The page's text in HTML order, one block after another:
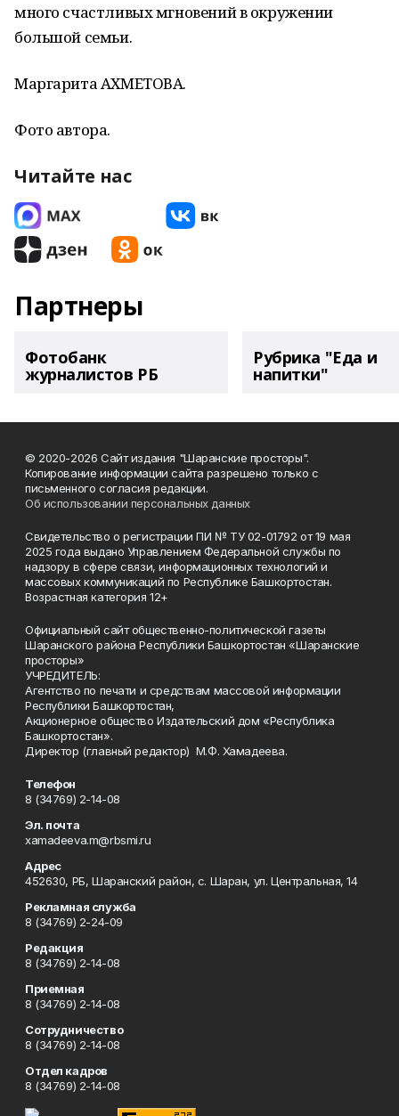
много счастливых мгновений в окружении
большой семьи.
Маргарита АХМЕТОВА.
Фото автора.
Читайте нас
Партнеры
Фотобанк
журналистов РБ
Рубрика "Еда и
напитки"
© 2020-2026 Сайт издания "Шаранские просторы".
Копирование информации сайта разрешено только с
письменного согласия редакции.
Об использовании персональных данных
Свидетельство о регистрации ПИ № ТУ 02-01792 от 19 мая
2025 года выдано Управлением Федеральной службы по
надзору в сфере связи, информационных технологий и
массовых коммуникаций по Республике Башкортостан.
Возрастная категория 12+
Официальный сайт общественно-политической газеты
Шаранского района Республики Башкортостан «Шаранские
просторы»
УЧРЕДИТЕЛЬ:
Агентство по печати и средствам массовой информации
Республики Башкортостан,
Акционерное общество Издательский дом «Республика
Башкортостан».
Директор (главный редактор) М.Ф. Хамадеева.
Телефон
8 (34769) 2-14-08
Эл. почта
xamadeeva.m@rbsmi.ru
Адрес
452630, РБ, Шаранский район, с. Шаран, ул. Центральная, 14
Рекламная служба
8 (34769) 2-24-09
Редакция
8 (34769) 2-14-08
Приемная
8 (34769) 2-14-08
Сотрудничество
8 (34769) 2-14-08
Отдел кадров
8 (34769) 2-14-08